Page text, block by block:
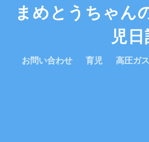
まめとうちゃん
児
お問い合わせ 育児 高圧ガス